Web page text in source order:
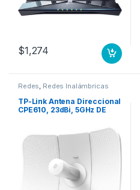
$1,274
Redes, Redes Inalámbricas
TP-Link Antena Direccional
CPE610, 23dBi, 5GHz DE